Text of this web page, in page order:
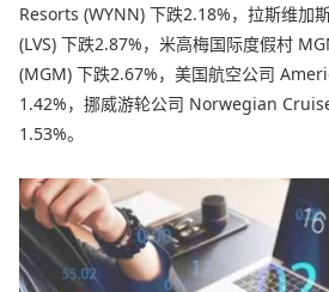
Resorts (WYNN) 下跌2.18%，拉斯维加
(LVS) 下跌2.87%，米高梅国际度假村
(MGM) 下跌2.67%，美国航空公司
1.42%，挪威游轮公司 Norwegian
1.53%。